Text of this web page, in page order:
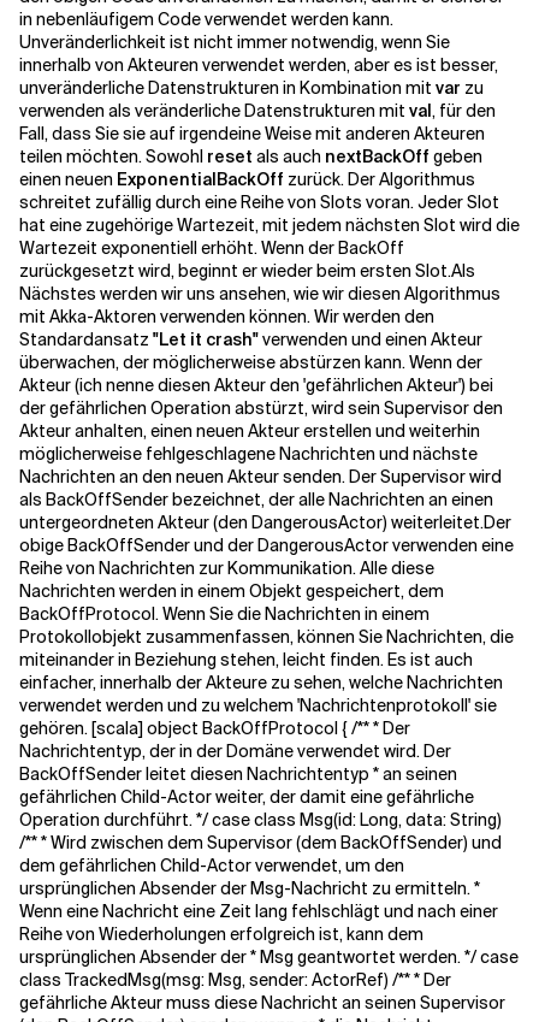
in nebenläufigem Code verwendet werden kann.
Unveränderlichkeit ist nicht immer notwendig, wenn Sie
innerhalb von Akteuren verwendet werden, aber es ist besser,
unveränderliche Datenstrukturen in Kombination mit var zu
verwenden als veränderliche Datenstrukturen mit val, für den
Fall, dass Sie sie auf irgendeine Weise mit anderen Akteuren
teilen möchten. Sowohl reset als auch nextBackOff geben
einen neuen ExponentialBackOff zurück. Der Algorithmus
schreitet zufällig durch eine Reihe von Slots voran. Jeder Slot
hat eine zugehörige Wartezeit, mit jedem nächsten Slot wird die
Wartezeit exponentiell erhöht. Wenn der BackOff
zurückgesetzt wird, beginnt er wieder beim ersten Slot.Als
Nächstes werden wir uns ansehen, wie wir diesen Algorithmus
mit Akka-Aktoren verwenden können. Wir werden den
Standardansatz "Let it crash"verwenden und einen Akteur
überwachen, der möglicherweise abstürzen kann. Wenn der
Akteur (ich nenne diesen Akteur den 'gefährlichen Akteur') bei
der gefährlichen Operation abstürzt, wird sein Supervisor den
Akteur anhalten, einen neuen Akteur erstellen und weiterhin
möglicherweise fehlgeschlagene Nachrichten und nächste
Nachrichten an den neuen Akteur senden. Der Supervisor wird
als BackOffSenderbezeichnet, der alle Nachrichten an einen
untergeordneten Akteur (den DangerousActor) weiterleitet.Der
obigeBackOffSenderund derDangerousActorverwenden eine
Reihe von Nachrichten zur Kommunikation. Alle diese
Nachrichten werden in einem Objekt gespeichert, dem
BackOffProtocol. Wenn Sie die Nachrichten in einem
Protokollobjekt zusammenfassen, können Sie Nachrichten, die
miteinander in Beziehung stehen, leicht finden. Es ist auch
einfacher, innerhalb der Akteure zu sehen, welche Nachrichten
verwendet werden und zu welchem 'Nachrichtenprotokoll' sie
gehören. [scala] object BackOffProtocol { /** * Der
Nachrichtentyp, der in der Domäne verwendet wird. Der
BackOffSender leitet diesen Nachrichtentyp * an seinen
gefährlichen Child-Actor weiter, der damit eine gefährliche
Operation durchführt. */ case class Msg(id: Long, data: String)
/** * Wird zwischen dem Supervisor (dem BackOffSender) und
dem gefährlichen Child-Actor verwendet, um den
ursprünglichen Absender der Msg-Nachricht zu ermitteln. *
Wenn eine Nachricht eine Zeit lang fehlschlägt und nach einer
Reihe von Wiederholungen erfolgreich ist, kann dem
ursprünglichen Absender der * Msg geantwortet werden. */ case
class TrackedMsg(msg: Msg, sender: ActorRef) /** * Der
gefährliche Akteur muss diese Nachricht an seinen Supervisor